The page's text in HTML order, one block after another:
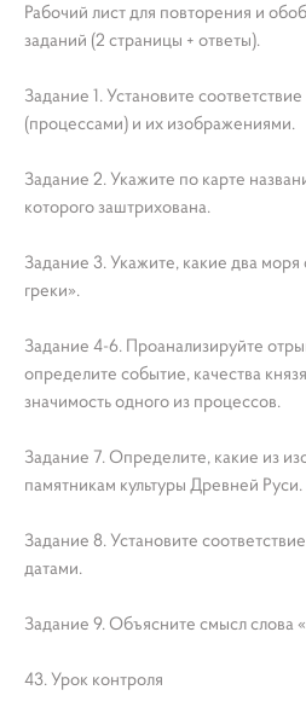
Рабочий лист для повторения и
заданий (2 страницы + ответы).
Задание 1. Установите
(процессами) и их изображениями.
Задание 2. Укажите по карте
которого заштрихована.
Задание 3. Укажите, какие два моря
греки».
Задание 4-6. Проанализируйте
определите событие, качества
значимость одного из процессов.
Задание 7. Определите, какие из
памятникам культуры Древней Руси.
Задание 8. Установите
датами.
Задание 9. Объясните смысл слова
43. Урок контроля